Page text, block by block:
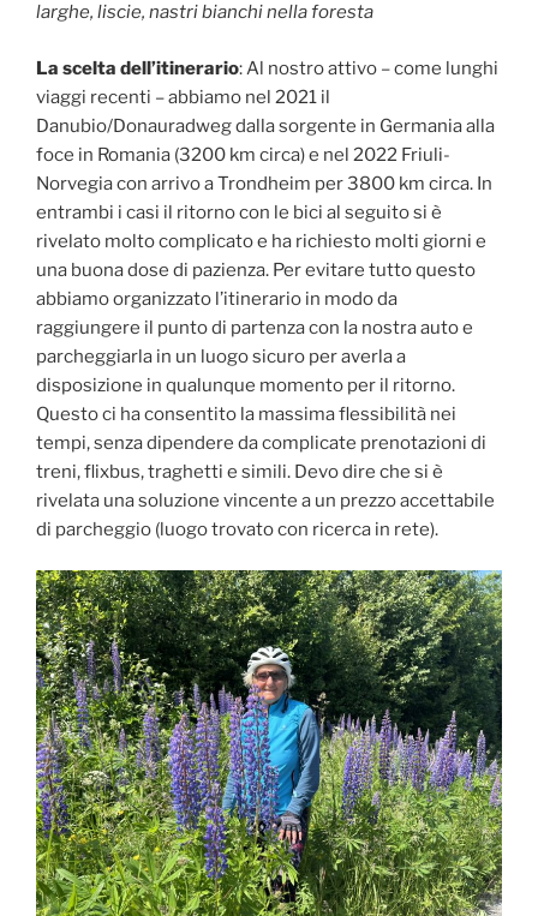
larghe, liscie, nastri bianchi nella foresta
La scelta dell’itinerario: Al nostro attivo – come lunghi
viaggi recenti – abbiamo nel 2021 il
Danubio/Donauradweg dalla sorgente in Germania alla
foce in Romania (3200 km circa) e nel 2022 Friuli-
Norvegia con arrivo a Trondheim per 3800 km circa. In
entrambi i casi il ritorno con le bici al seguito si è
rivelato molto complicato e ha richiesto molti giorni e
una buona dose di pazienza. Per evitare tutto questo
abbiamo organizzato l’itinerario in modo da
raggiungere il punto di partenza con la nostra auto e
parcheggiarla in un luogo sicuro per averla a
disposizione in qualunque momento per il ritorno.
Questo ci ha consentito la massima flessibilità nei
tempi, senza dipendere da complicate prenotazioni di
treni, flixbus, traghetti e simili. Devo dire che si è
rivelata una soluzione vincente a un prezzo accettabile
di parcheggio (luogo trovato con ricerca in rete).